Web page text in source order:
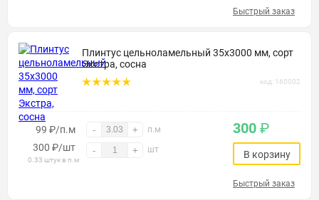
Быстрый заказ
Плинтус цельноламельный 35х3000 мм, сорт
Экстра, сосна
код: 160002
99 ₽/п.м - + п.м
300 ₽/шт
0.33 штук в п.м
- + шт
300 ₽
В корзину
Быстрый заказ